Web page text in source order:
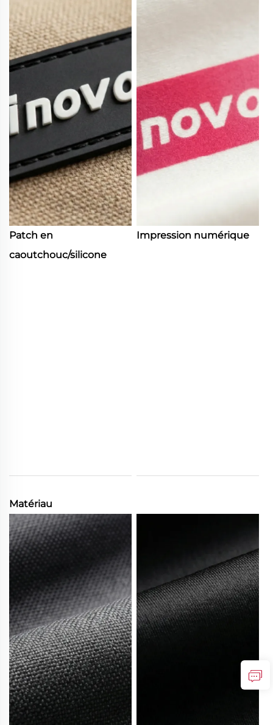
Patch en
caoutchouc/silicone
Impression numérique
Matériau